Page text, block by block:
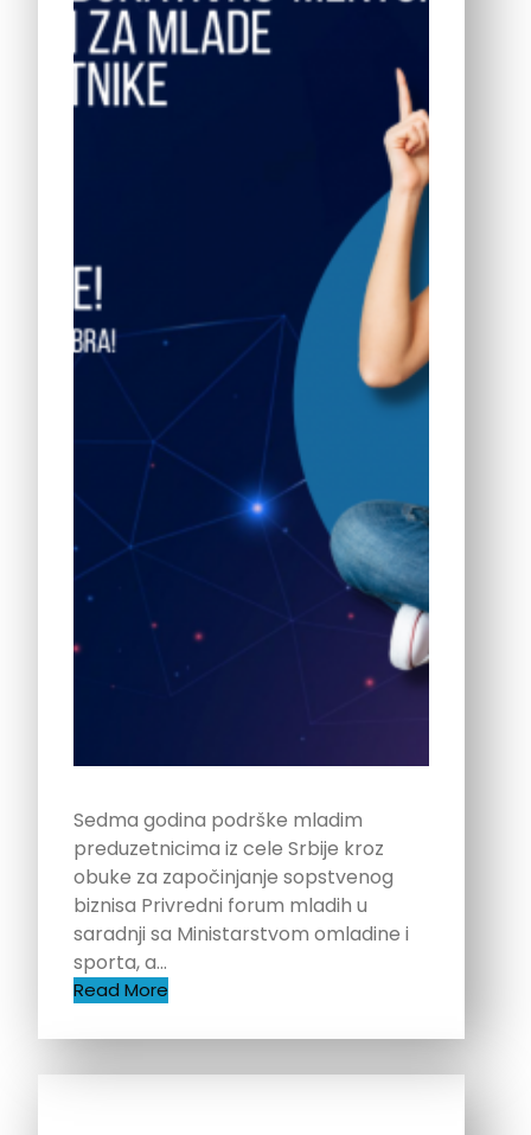
Sedma godina podrške mladim
preduzetnicima iz cele Srbije kroz
obuke za započinjanje sopstvenog
biznisa Privredni forum mladih u
saradnji sa Ministarstvom omladine i
sporta, a…
Read More